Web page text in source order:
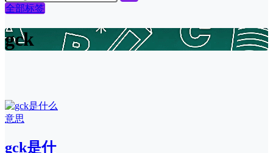
全部标签
gck
gck是什